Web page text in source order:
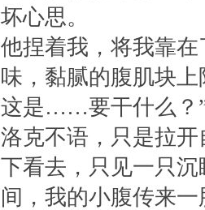
坏心思。
他捏着我，将我靠
味，黏腻的腹肌块
这是……要干什么？
洛克不语，只是拉
下看去，只见一只
间，我的小腹传来